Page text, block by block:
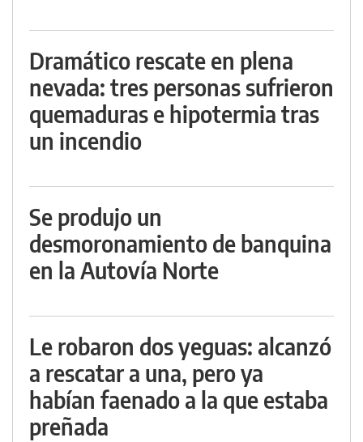
Dramático rescate en plena
nevada: tres personas sufrieron
quemaduras e hipotermia tras
un incendio
Se produjo un
desmoronamiento de banquina
en la Autovía Norte
Le robaron dos yeguas: alcanzó
a rescatar a una, pero ya
habían faenado a la que estaba
preñada